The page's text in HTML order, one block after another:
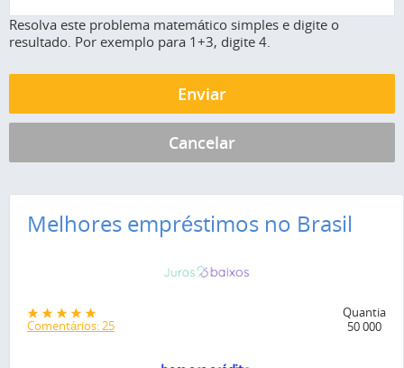
Resolva este problema matemático simples e digite o
resultado. Por exemplo para 1+3, digite 4.
Melhores empréstimos no Brasil
Comentários: 25
Quantia
50 000